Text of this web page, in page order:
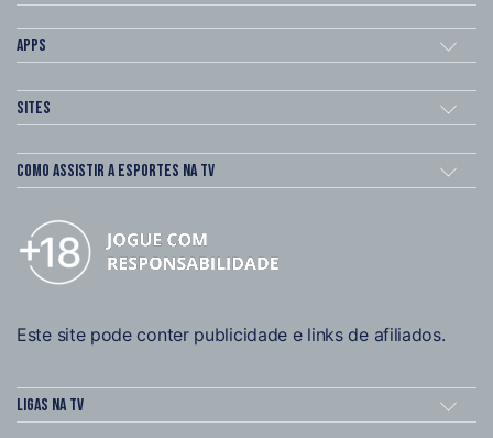
Apps
Sites
Como assistir a esportes na TV
Este site pode conter publicidade e links de afiliados.
Ligas na TV